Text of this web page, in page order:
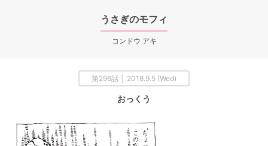
うさぎのモフィ
コンドウ アキ
第296話 │ 2018.9.5 (Wed)
おっくう